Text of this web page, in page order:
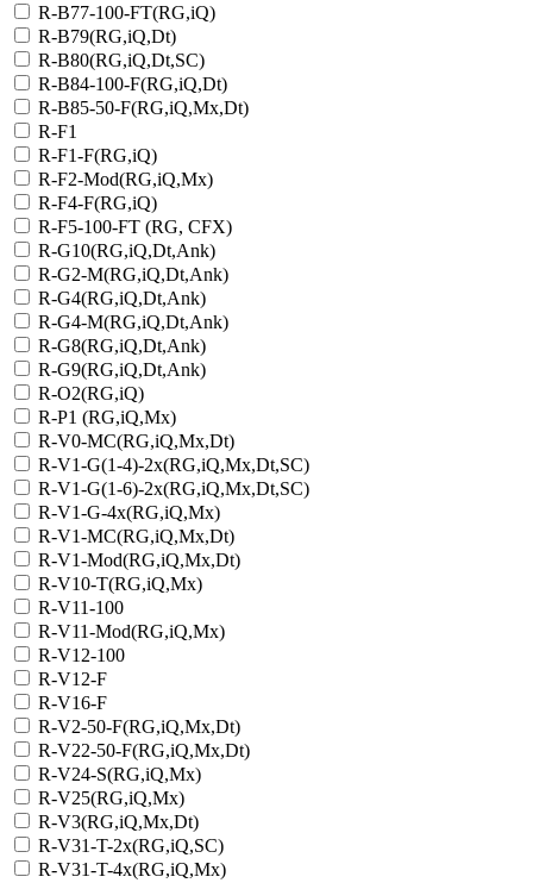
R-B77-100-FT(RG,iQ)
R-B79(RG,iQ,Dt)
R-B80(RG,iQ,Dt,SC)
R-B84-100-F(RG,iQ,Dt)
R-B85-50-F(RG,iQ,Mx,Dt)
R-F1
R-F1-F(RG,iQ)
R-F2-Mod(RG,iQ,Mx)
R-F4-F(RG,iQ)
R-F5-100-FT (RG, CFX)
R-G10(RG,iQ,Dt,Ank)
R-G2-M(RG,iQ,Dt,Ank)
R-G4(RG,iQ,Dt,Ank)
R-G4-M(RG,iQ,Dt,Ank)
R-G8(RG,iQ,Dt,Ank)
R-G9(RG,iQ,Dt,Ank)
R-O2(RG,iQ)
R-P1 (RG,iQ,Mx)
R-V0-MC(RG,iQ,Mx,Dt)
R-V1-G(1-4)-2х(RG,iQ,Mx,Dt,SC)
R-V1-G(1-6)-2x(RG,iQ,Mx,Dt,SC)
R-V1-G-4х(RG,iQ,Mx)
R-V1-MC(RG,iQ,Mx,Dt)
R-V1-Mod(RG,iQ,Mx,Dt)
R-V10-T(RG,iQ,Mx)
R-V11-100
R-V11-Mod(RG,iQ,Mx)
R-V12-100
R-V12-F
R-V16-F
R-V2-50-F(RG,iQ,Mx,Dt)
R-V22-50-F(RG,iQ,Mx,Dt)
R-V24-S(RG,iQ,Mx)
R-V25(RG,iQ,Mx)
R-V3(RG,iQ,Mx,Dt)
R-V31-T-2x(RG,iQ,SC)
R-V31-T-4x(RG,iQ,Mx)